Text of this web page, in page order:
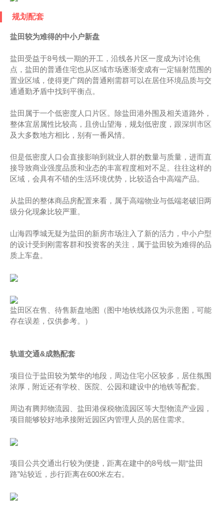
规划配套
盐田较为难得的中小户新盘
盐田受益于8号线一期的开工，沿线各片区一度成为讨论焦
点，盐田的普通住宅也从区域市场逐渐变成有一定辐射范围的
置业区域，使得更广阔的普通刚需群可以在居住环境品质与交
通通勤矛盾中找到平衡点。
盐田属于一个低密度人口片区。除盐田港外围及相关道路外，
整体宜居属性比较高，且傍山望海，规划低密度，跟深圳市区
及大多数地方相比，别有一番风情。
但是低密度人口会直接影响到就业人群的数量与质量，进而直
接导致商业强度品质和业态的丰富程度相对不足。往往这样的
区域，会具有不错的生活环境优势，比较适合中高端产品。
从盐田的整体商品房配置来看，属于高端物业与低端老破旧两
级分化现象比较严重。
山海四季城无疑为盐田的新房市场注入了新的活力，中小户型
的设计受到刚需客群和投资客的关注，属于盐田较为难得的品
质上车盘。
盐田区在售、待售新盘地图（图中地铁线路仅为示意图，可能
存在误差，仅供参考。）
轨道交通&成熟配套
项目位于盐田较为繁华的地段，周边住宅小区较多，居住氛围
浓厚，附近还有学校、医院、公园和建设中的地铁等配套。
周边有腾邦物流园、盐田港保税物流园区等大型物流产业园，
项目能够较好地承接附近园区内管理人员的居住需求。
项目公共交通出行较为便捷，距离在建中的8号线一期“盐田
路”站较近，步行距离在600米左右。